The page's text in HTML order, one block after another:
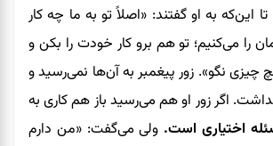
تا این‌که به او گفتند: «اصلاً تو به ما چه کار
را می‌کنیم؛ تو هم برو کار خودت را بکن و
چیزی نگو». زور پیغمبر به آن‌ها نمی‌رسید و
اگر زور او هم می‌رسید باز هم کاری به
ئله اختیاری است. ولی می‌گفت: «من دارم